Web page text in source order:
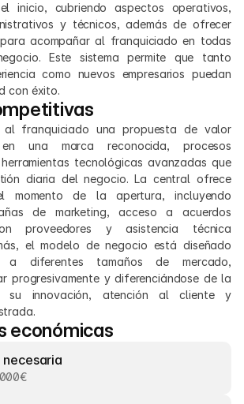
inicio, cubriendo aspectos operativos,
y técnicos, además de ofrecer
acompañar al franquiciado en todas
Este sistema permite que tanto
como nuevos empresarios puedan
con éxito.
al franquiciado una propuesta de valor
una marca reconocida, procesos
tecnológicas avanzadas que
diaria del negocio. La central ofrece
momento de la apertura, incluyendo
de marketing, acceso a acuerdos
proveedores y asistencia técnica
el modelo de negocio está diseñado
a diferentes tamaños de mercado,
progresivamente y diferenciándose de la
su innovación, atención al cliente y
económicas